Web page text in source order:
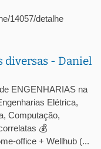
14057/detalhe
diversas - Daniel
ENGENHARIAS na
Elétrica,
Computação,
💰
office + Wellhub (...